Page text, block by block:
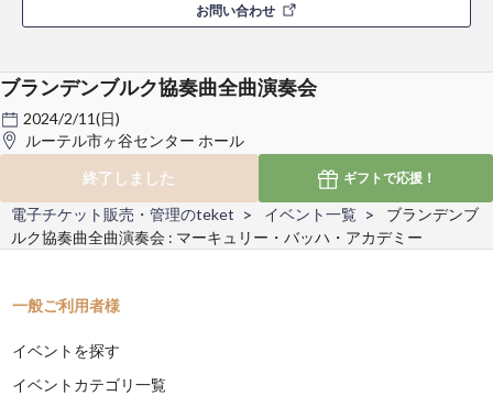
お問い合わせ
ブランデンブルク協奏曲全曲演奏会
2024/2/11(日)
ルーテル市ヶ谷センター ホール
終了しました
ギフトで応援！
電子チケット販売・管理のteket イベント一覧
ブランデンブ
ルク協奏曲全曲演奏会 : マーキュリー・バッハ・アカデミー
一般ご利用者様
イベントを探す
イベントカテゴリ一覧